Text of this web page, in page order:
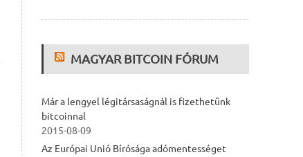
MAGYAR BITCOIN FÓRUM
Már a lengyel légitársaságnál is fizethetünk
bitcoinnal
2015-08-09
Az Európai Unió Bírósága adómentességet